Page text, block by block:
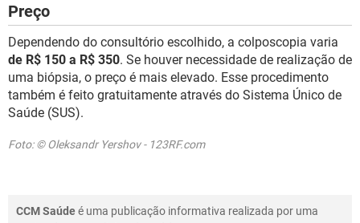
Preço
Dependendo do consultório escolhido, a colposcopia varia
de R$ 150 a R$ 350. Se houver necessidade de realização de
uma biópsia, o preço é mais elevado. Esse procedimento
também é feito gratuitamente através do Sistema Único de
Saúde (SUS).
Foto: © Oleksandr Yershov - 123RF.com
CCM Saúdeé uma publicação informativa realizada por uma